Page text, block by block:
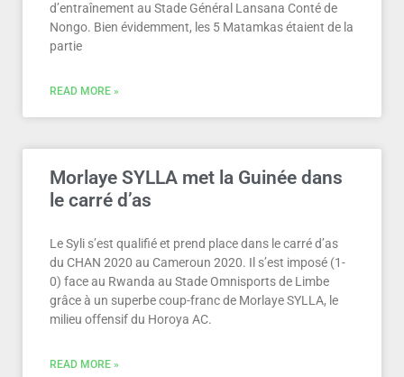
d’entraînement au Stade Général Lansana Conté de
Nongo. Bien évidemment, les 5 Matamkas étaient de la
partie
READ MORE »
Morlaye SYLLA met la Guinée dans
le carré d’as
Le Syli s’est qualifié et prend place dans le carré d’as
du CHAN 2020 au Cameroun 2020. Il s’est imposé (1-
0) face au Rwanda au Stade Omnisports de Limbe
grâce à un superbe coup-franc de Morlaye SYLLA, le
milieu offensif du Horoya AC.
READ MORE »